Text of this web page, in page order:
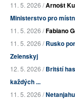
11. 5. 2026 /Arnošt
Ministerstvo pro
11. 5. 2026 /Fabiano
11. 5. 2026 /Rusko
Zelenskyj
12. 5. 2026 /Britští
každých ...
11. 5. 2026 /